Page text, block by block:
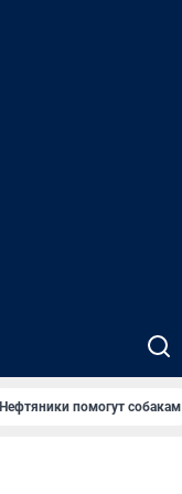
Нефтяники помогут собакам